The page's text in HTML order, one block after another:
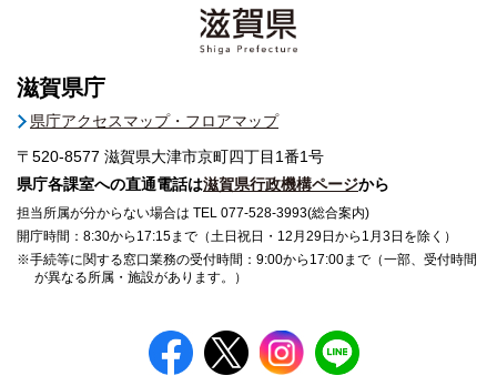
滋賀県庁
県庁アクセスマップ・フロアマップ
〒520-8577 滋賀県大津市京町四丁目1番1号
県庁各課室への直通電話は滋賀県行政機構ページから
担当所属が分からない場合は TEL 077-528-3993(総合案内)
開庁時間：8:30から17:15まで（土日祝日・12月29日から1月3日を除く）
※手続等に関する窓口業務の受付時間：9:00から17:00まで（一部、受付時間
が異なる所属・施設があります。）